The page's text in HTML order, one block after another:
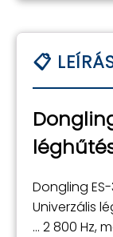
Dongling
Univerzális
... 2 800 Hz,